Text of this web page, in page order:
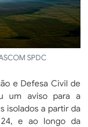
SPDC
e Defesa Civil de
um aviso para a
isolados a partir da
24, e ao longo da